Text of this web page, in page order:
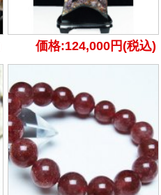
価格:124,000円(税込)